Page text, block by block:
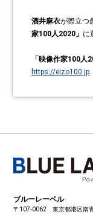
酒井麻衣が際立つ
家100人2020」 に
「映像作家100人
https://eizo100.jp
ブルーレーベル
〒107-0062 東京都港区南